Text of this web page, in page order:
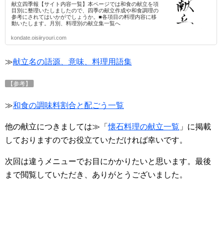
献立四季報【サイト内容一覧】本ページでは和食の献立を項
目別に整理いたしましたので、四季の献立作成や和食調理の
参考にされてはいかがでしょうか。■各項目の料理内容に移
動いたします。月別、料理別の献立集一覧へ
kondate.oisiiryouri.com
≫献立名の語源、意味、料理用語集
【参考】
≫和食の調味料割合と配ごう一覧
他の献立につきましては≫「懐石料理の献立一覧 」に掲載
しておりますのでお役立ていただければ幸いです。
次回は違うメニューでお目にかかりたいと思います。最後
まで閲覧していただき、ありがとうございました。